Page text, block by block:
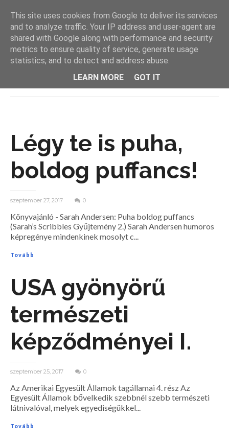
Légy te is puha,
boldog puffancs!
szeptember 27, 2017 0
Könyvajánló - Sarah Andersen: Puha boldog puffancs
(Sarah’s Scribbles Gyűjtemény 2.) Sarah Andersen humoros
képregénye mindenkinek mosolyt c...
Tovább
USA gyönyörű
természeti
képződményei I.
szeptember 25, 2017 0
Az Amerikai Egyesült Államok tagállamai 4. rész Az
Egyesült Államok bővelkedik szebbnél szebb természeti
látnivalóval, melyek egyediségükkel...
Tovább
This site uses cookies from Google to deliver its services
and to analyze traffic. Your IP address and user-agent are
shared with Google along with performance and security
metrics to ensure quality of service, generate usage
statistics, and to detect and address abuse.
LEARN MORE
GOT IT